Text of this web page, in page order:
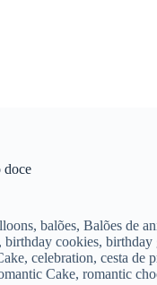
doce
, balões, Balões de
, birthday cookies, birthday
, celebration, cesta de
Cake, romantic